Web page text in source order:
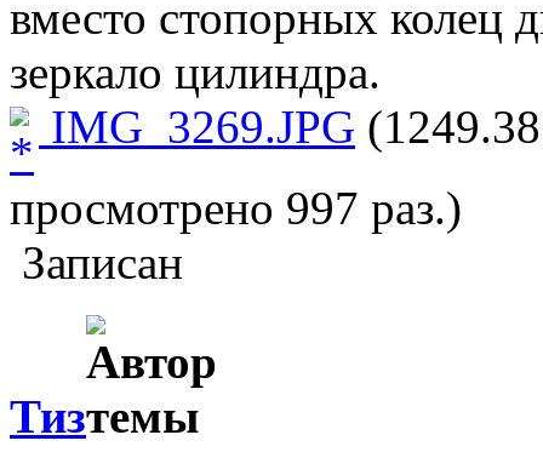
вместо стопорных колец
зеркало цилиндра.
IMG_3269.JPG
просмотрено 997 раз.)
Записан
Тиз